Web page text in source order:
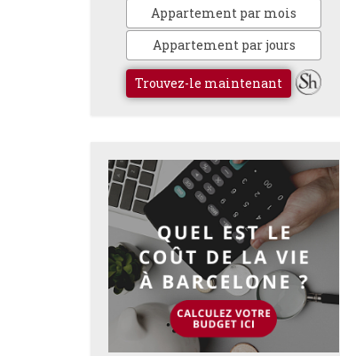
Appartement par mois
Appartement par jours
Trouvez-le maintenant